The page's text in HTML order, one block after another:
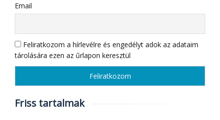
Email
Feliratkozom a hírlevélre és engedélyt adok az adataim
tárolására ezen az űrlapon keresztül
Friss tartalmak